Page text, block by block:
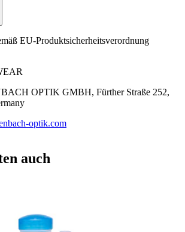
EU-Produktsicherheitsverordnung
OPTIK GMBH, Fürther Straße 252,
optik.com
auch